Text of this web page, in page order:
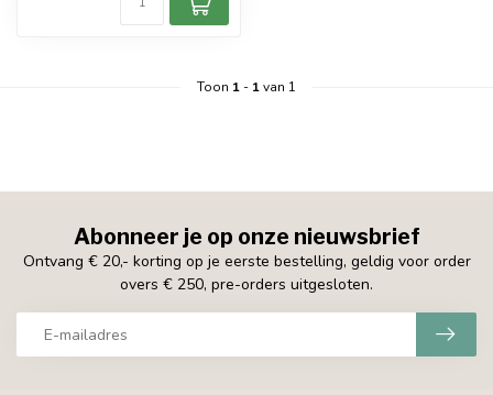
Toon 1- 1van 1
Abonneer je op onze nieuwsbrief
Ontvang € 20,- korting op je eerste bestelling, geldig voor order
overs € 250, pre-orders uitgesloten.